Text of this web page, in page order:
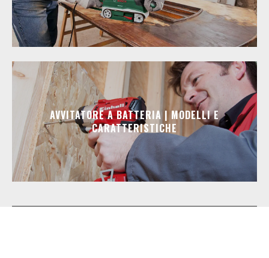
AVVITATORE A BATTERIA | MODELLI E
CARATTERISTICHE